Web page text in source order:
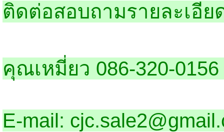
ติดต่อสอบถามรายละเอีย
คุณเหมี่ยว 086-320-0156
E-mail: